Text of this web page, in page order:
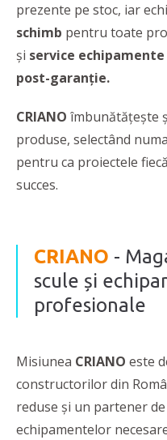
prezente pe stoc, iar
schimb pentru toate
și service
post-garanție.
CRIANO îmbunătățește
produse, selectând
pentru ca proiectele
succes.
CRIANO -
scule și
profesionale
Misiunea CRIANO este
constructorilor din
reduse și un partener
echipamentelor